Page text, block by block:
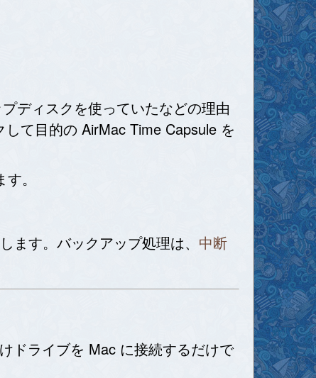
ディスクを使っていたなどの理由
て目的の AirMac Time Capsule を
。
す。バックアップ処理は、 中断
ドライブを Mac に接続するだけで